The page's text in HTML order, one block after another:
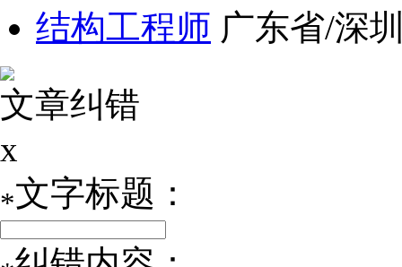
结构工程师 广东省/深
文章纠错
x
*文字标题：